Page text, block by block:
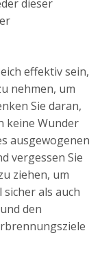
dieser
effektiv sein,
nehmen, um
Sie daran,
keine Wunder
ausgewogenen
vergessen Sie
ziehen, um
als auch
den